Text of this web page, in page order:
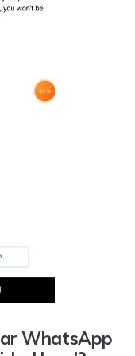
WhatsApp